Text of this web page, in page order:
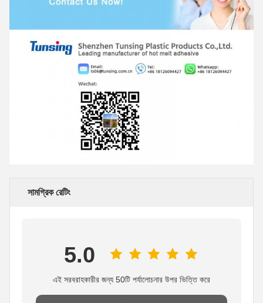
সামগ্রিক রেটিং
5.0
এই সরবরাহকারীর জন্য 50টি পর্যালোচনার উপর ভিত্তি করে